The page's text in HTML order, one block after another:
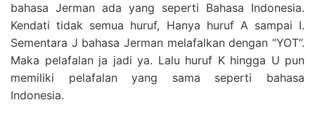
bahasa Jerman ada yang seperti Bahasa Indonesia.
Kendati tidak semua huruf, Hanya huruf A sampai I.
Sementara J bahasa Jerman melafalkan dengan “YOT”.
Maka pelafalan ja jadi ya. Lalu huruf K hingga U pun
memiliki pelafalan yang sama seperti bahasa
Indonesia.